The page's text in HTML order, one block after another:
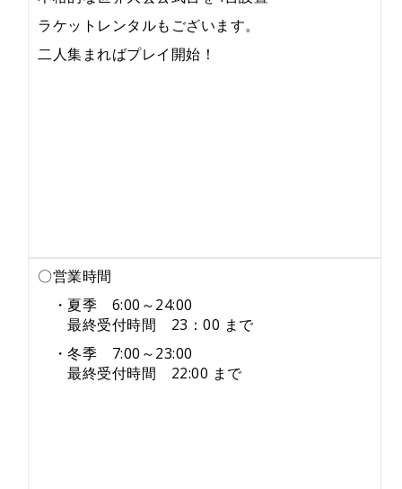
ラケットレンタルもございます。
二人集まればプレイ開始！
〇営業時間
・夏季 6:00～24:00
最終受付時間 23：00 まで
・冬季 7:00～23:00
最終受付時間 22:00 まで